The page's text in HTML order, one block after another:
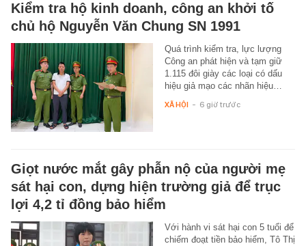
Kiểm tra hộ kinh doanh, công an khởi tố
chủ hộ Nguyễn Văn Chung SN 1991
Quá trình kiểm tra, lực lượng
Công an phát hiện và tạm giữ
1.115 đôi giày các loại có dấu
hiệu giả mạo các nhãn hiệu…
XÃ HỘI - 6 giờ trước
Giọt nước mắt gây phẫn nộ của người mẹ
sát hại con, dựng hiện trường giả để trục
lợi 4,2 tỉ đồng bảo hiểm
Với hành vi sát hại con 5 tuổi để
chiếm đoạt tiền bảo hiểm, Tô Thị